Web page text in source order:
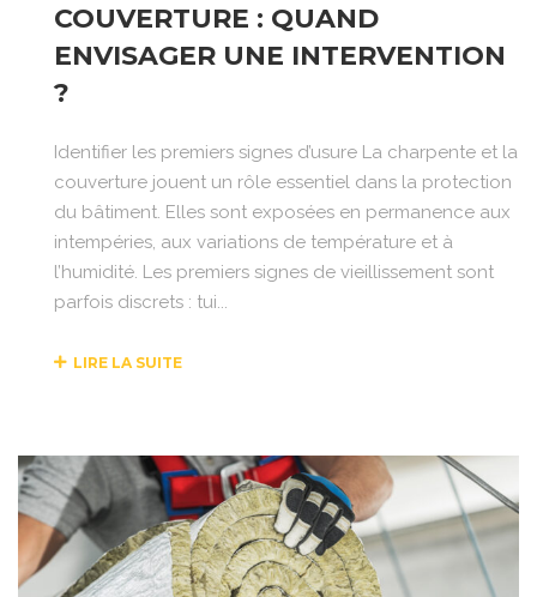
COUVERTURE : QUAND
ENVISAGER UNE INTERVENTION
?
Identifier les premiers signes d’usure La charpente et la
couverture jouent un rôle essentiel dans la protection
du bâtiment. Elles sont exposées en permanence aux
intempéries, aux variations de température et à
l’humidité. Les premiers signes de vieillissement sont
parfois discrets : tui...
LIRE LA SUITE